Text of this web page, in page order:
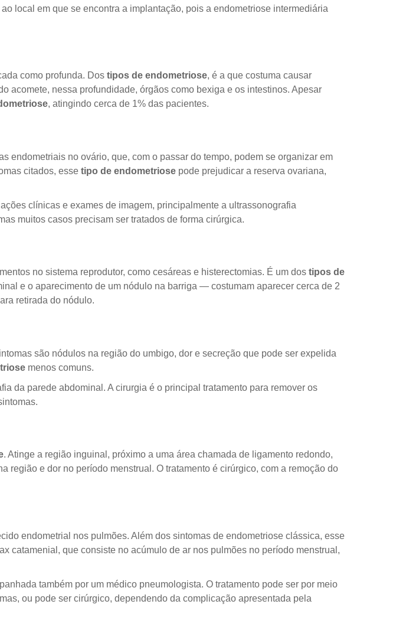
local em que se encontra a implantação, pois a endometriose intermediária
como profunda. Dos tipos de endometriose, é a que costuma causar
acomete, nessa profundidade, órgãos como bexiga e os intestinos. Apesar
, atingindo cerca de 1% das pacientes.
endometriais no ovário, que, com o passar do tempo, podem se organizar em
citados, esse tipo de endometriosepode prejudicar a reserva ovariana,
clínicas e exames de imagem, principalmente a ultrassonografia
muitos casos precisam ser tratados de forma cirúrgica.
no sistema reprodutor, como cesáreas e histerectomias. É um dos tipos de
e o aparecimento de um nódulo na barriga — costumam aparecer cerca de 2
retirada do nódulo.
são nódulos na região do umbigo, dor e secreção que pode ser expelida
menos comuns.
da parede abdominal. A cirurgia é o principal tratamento para remover os
. Atinge a região inguinal, próximo a uma área chamada de ligamento redondo,
região e dor no período menstrual. O tratamento é cirúrgico, com a remoção do
endometrial nos pulmões. Além dos sintomas de endometriose clássica, esse
catamenial, que consiste no acúmulo de ar nos pulmões no período menstrual,
também por um médico pneumologista. O tratamento pode ser por meio
ou pode ser cirúrgico, dependendo da complicação apresentada pela